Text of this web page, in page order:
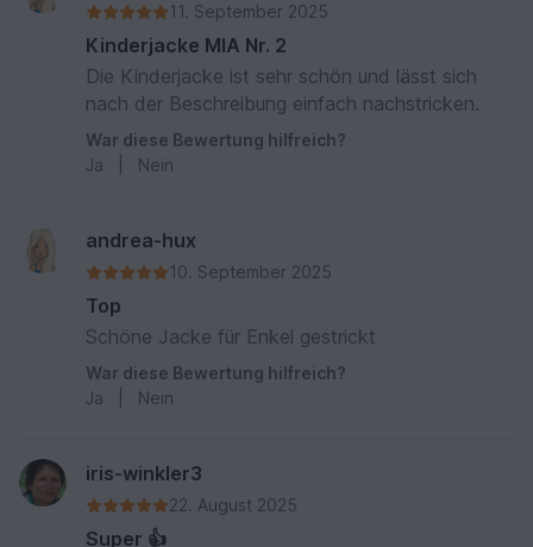
11. September 2025
Kinderjacke MIA Nr. 2
Die Kinderjacke ist sehr schön und lässt sich
nach der Beschreibung einfach nachstricken.
War diese Bewertung hilfreich?
Ja
Nein
andrea-hux
10. September 2025
Top
Schöne Jacke für Enkel gestrickt
War diese Bewertung hilfreich?
Ja
Nein
iris-winkler3
22. August 2025
Super 👍